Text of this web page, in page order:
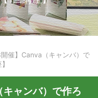
開催】Canva（キャンバ）で
ャンバ）で作ろ